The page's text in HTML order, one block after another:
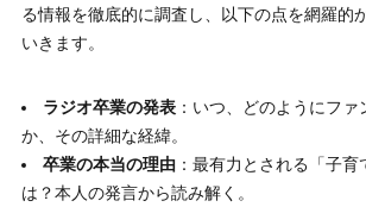
る情報を徹底的に調査し、以下の点を網羅的
いきます。
ラジオ卒業の発表 ：いつ、どのようにフ
か、その詳細な経緯。
卒業の本当の理由 ：最有力とされる「子
は？本人の発言から読み解く。